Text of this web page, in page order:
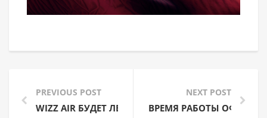
PREVIOUS POST
WIZZ AIR БУДЕТ ЛЕТАТЬ В КАЗАХСТАН
NEXT POST
ВРЕМЯ РАБОТЫ ОФИСА